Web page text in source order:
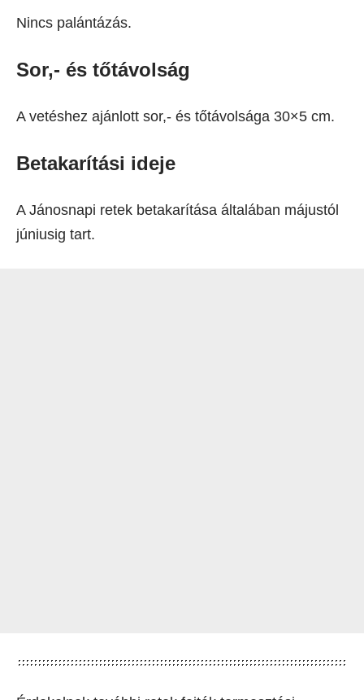
Nincs palántázás.
Sor,- és tőtávolság
A vetéshez ajánlott sor,- és tőtávolsága 30×5 cm.
Betakarítási ideje
A Jánosnapi retek betakarítása általában májustól
júniusig tart.